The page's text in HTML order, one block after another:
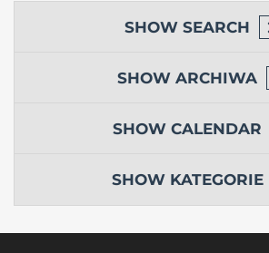
SHOW SEARCH
SHOW ARCHIWA
SHOW CALENDAR
SHOW KATEGORIE